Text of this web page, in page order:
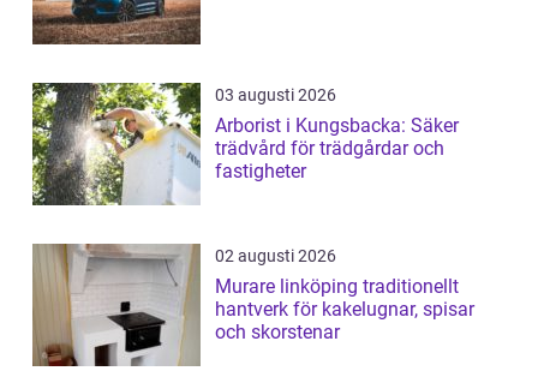
03 augusti 2026
Arborist i Kungsbacka: Säker
trädvård för trädgårdar och
fastigheter
02 augusti 2026
Murare linköping traditionellt
hantverk för kakelugnar, spisar
och skorstenar